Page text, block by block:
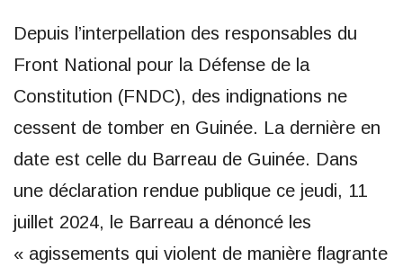
Depuis l’interpellation des responsables du
Front National pour la Défense de la
Constitution (FNDC), des indignations ne
cessent de tomber en Guinée. La dernière en
date est celle du Barreau de Guinée. Dans
une déclaration rendue publique ce jeudi, 11
juillet 2024, le Barreau a dénoncé les
« agissements qui violent de manière flagrante